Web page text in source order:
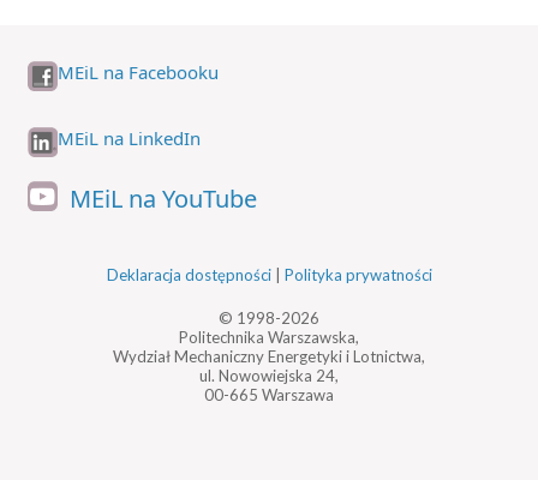
MEiL na Facebooku
MEiL na LinkedIn
MEiL na YouTube
Deklaracja dostępności| Polityka prywatności
© 1998-2026
Politechnika Warszawska,
Wydział Mechaniczny Energetyki i Lotnictwa,
ul. Nowowiejska 24,
00-665 Warszawa